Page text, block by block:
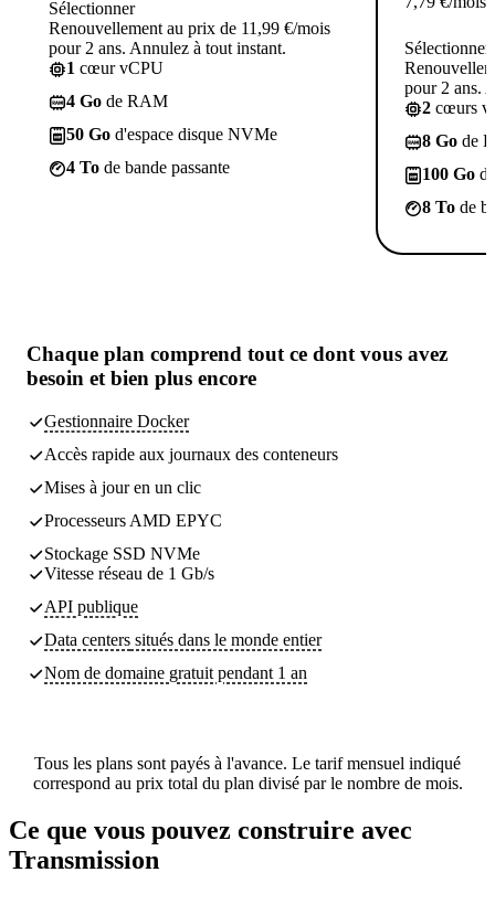
Sélectionner
Renouvellement au prix de 11,99 €/mois
pour 2 ans. Annulez à tout instant.
1 cœur vCPU
4 Go de RAM
50 Go d'espace disque NVMe
4 To de bande passante
Sélectionner
pour 2 ans.
2 cœurs
8 Go de
100 Go
8 To de
Chaque plan comprend tout ce dont vous avez
besoin et bien plus encore
Gestionnaire Docker
Accès rapide aux journaux des conteneurs
Mises à jour en un clic
Processeurs AMD EPYC
Stockage SSD NVMe
Vitesse réseau de 1 Gb/s
API publique
Data centers situés dans le monde entier
Nom de domaine gratuit pendant 1 an
Tous les plans sont payés à l'avance. Le tarif mensuel indiqué
correspond au prix total du plan divisé par le nombre de mois.
Ce que vous pouvez construire avec
Transmission